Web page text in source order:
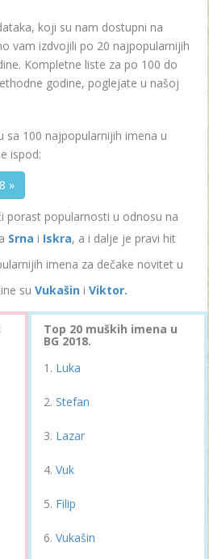
koji su nam dostupni na
vam izdvojili po 20 najpopularnijih
Kompletne liste za po 100 do
godine, poglejate u našoj
sa 100 najpopularnijih imena u
ispod:
»
porast popularnosti u odnosu na
Srna i Iskra, a i dalje je pravi hit
imena za dečake novitet u
su Vukašin i Viktor.
Top 20 muških imena u
BG 2018.
Luka
Stefan
Lazar
Vuk
Filip
Vukašin